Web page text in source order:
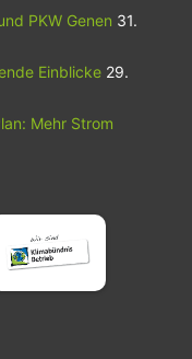
PKW Genen 31.
Einblicke 29.
Mehr Strom